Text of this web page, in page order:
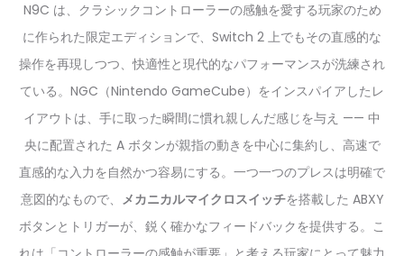
N9C は、クラシックコントローラーの感触を愛する玩家のため
に作られた限定エディションで、Switch 2 上でもその直感的な
操作を再現しつつ、快適性と現代的なパフォーマンスが洗練され
ている。NGC（Nintendo GameCube）をインスパイアしたレ
イアウトは、手に取った瞬間に慣れ親しんだ感じを与え —— 中
央に配置された A ボタンが親指の動きを中心に集約し、高速で
直感的な入力を自然かつ容易にする。一つ一つのプレスは明確で
意図的なもので、 メカニカルマイクロスイッチを搭載した ABXY
ボタンとトリガーが、鋭く確かなフィードバックを提供する。こ